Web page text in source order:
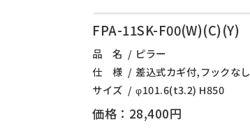
FPA-11SK-F00(W)(C)(Y)
品 名
ピラー
仕 様
差込式カギ付,フックなし
サイズ
φ101.6(t3.2) H850
価格：28,400円